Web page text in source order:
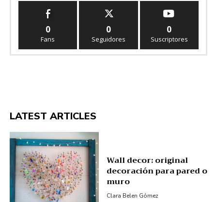
0
Fans
0
Seguidores
0
Suscriptores
LATEST ARTICLES
Wall decor: original
decoración para pared o
muro
Clara Belen Gómez